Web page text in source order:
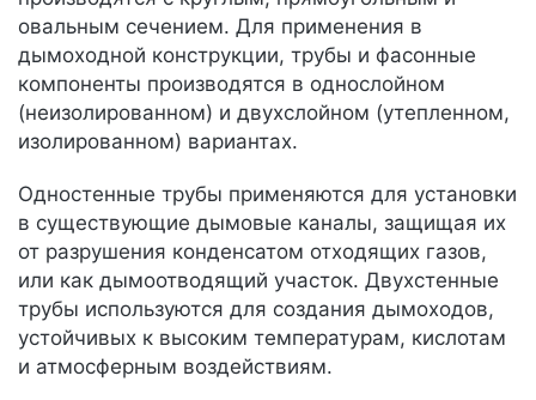
овальным сечением. Для применения в
дымоходной конструкции, трубы и фасонные
компоненты производятся в однослойном
(неизолированном) и двухслойном (утепленном,
изолированном) вариантах.
Одностенные трубы применяются для установки
в существующие дымовые каналы, защищая их
от разрушения конденсатом отходящих газов,
или как дымоотводящий участок. Двухстенные
трубы используются для создания дымоходов,
устойчивых к высоким температурам, кислотам
и атмосферным воздействиям.